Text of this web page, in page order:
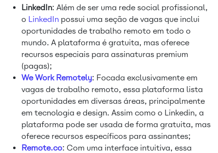
LinkedIn: Além de ser uma rede social profissional,
o LinkedIn possui uma seção de vagas que inclui
oportunidades de trabalho remoto em todo o
mundo. A plataforma é gratuita, mas oferece
recursos especiais para assinaturas premium
(pagas);
We Work Remotely: Focada exclusivamente em
vagas de trabalho remoto, essa plataforma lista
oportunidades em diversas áreas, principalmente
em tecnologia e design. Assim como o Linkedin, a
plataforma pode ser usada de forma gratuita, mas
oferece recursos específicos para assinantes;
Remote.co: Com uma interface intuitiva, essa